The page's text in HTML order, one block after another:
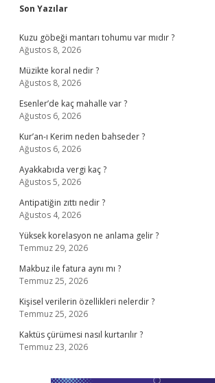
Sidebar
Son Yazılar
Kuzu göbeği mantarı tohumu var mıdır ?
Ağustos 8, 2026
Müzikte koral nedir ?
Ağustos 8, 2026
Esenler’de kaç mahalle var ?
Ağustos 6, 2026
Kur’an-ı Kerim neden bahseder ?
Ağustos 6, 2026
Ayakkabıda vergi kaç ?
Ağustos 5, 2026
Antipatiğin zıttı nedir ?
Ağustos 4, 2026
Yüksek korelasyon ne anlama gelir ?
Temmuz 29, 2026
Makbuz ile fatura aynı mı ?
Temmuz 25, 2026
Kişisel verilerin özellikleri nelerdir ?
Temmuz 25, 2026
Kaktüs çürümesi nasıl kurtarılır ?
Temmuz 23, 2026